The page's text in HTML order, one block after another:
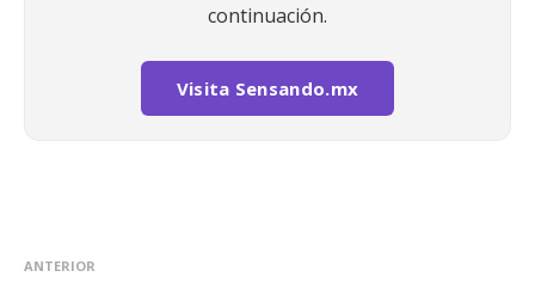
continuación.
Visita Sensando.mx
ANTERIOR